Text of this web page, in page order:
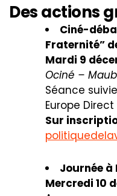
Des actions
Ciné-
Fraternité”
Mardi 9
Ociné –
Séance
Europe
Sur
Journée à
Mercredi 10